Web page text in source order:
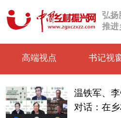
弘扬
推进
高端视点 书记视
温铁军、
对话：在